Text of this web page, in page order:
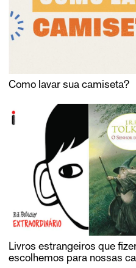
Como lavar sua camiseta?
Livros estrangeiros que
escolhemos para nossas